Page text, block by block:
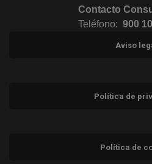
Contacto
Teléfono: 900
Aviso
Política de
Política de